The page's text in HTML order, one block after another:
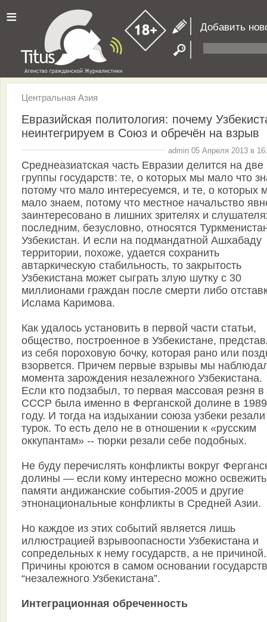
≡ Добавить
Центральная Азия
Евразийская политология: почему
неинтегрируем в Союз и обречён на взрыв
admin 05 Апреля 2013 в
Среднеазиатская часть Евразии делится на две
группы государств: те, о которых мы мало что
потому что мало интересуемся, и те, о которых
мало знаем, потому что местное начальство
заинтересовано в лишних зрителях и
последним, безусловно, относятся
Узбекистан. И если на подмандатной Ашхабаду
территории, похоже, удается сохранить
автаркическую стабильность, то закрытость
Узбекистана может сыграть злую шутку с 30
миллионами граждан после смерти либо
Ислама Каримова.
Как удалось установить в первой части статьи,
общество, построенное в Узбекистане,
из себя пороховую бочку, которая рано или
взорвется. Причем первые взрывы мы
момента зарождения незалежного Узбекистана.
Если кто подзабыл, то первая массовая резня в
СССР была именно в Ферганской долине в 1989
году. И тогда на издыхании союза узбеки резали
турок. То есть дело не в отношении к «русским
оккупантам» -- тюрки резали себе подобных.
Не буду перечислять конфликты вокруг
долины — если кому интересно можно
памяти андижанские события-2005 и другие
этнонациональные конфликты в Средней Азии.
Но каждое из этих событий является лишь
иллюстрацией взрывоопасности Узбекистана и
сопредельных к нему государств, а не причиной.
Причины кроются в самом основании
“незалежного Узбекистана”.
Интеграционная обреченность